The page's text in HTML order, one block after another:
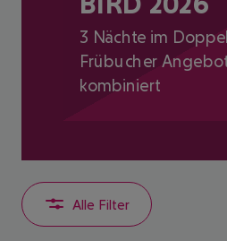
3 Nächte im
Frübucher
kombiniert
Alle Filter